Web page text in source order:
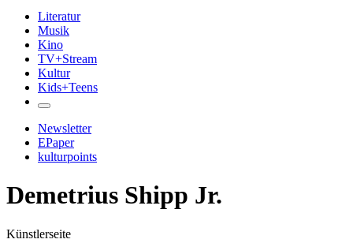
Literatur
Musik
Kino
TV+Stream
Kultur
Kids+Teens
Newsletter
EPaper
kulturpoints
Demetrius Shipp Jr.
Künstlerseite